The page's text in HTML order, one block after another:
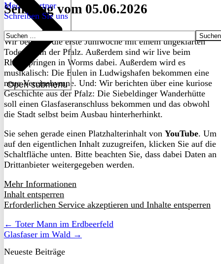
Open submenu
Medienpartner
Schreiben Sie uns
Suchen
nach:
Sendung vom 05.06.2026
Wir beenden die erste Juniwoche mit einem ungeklärten
Todesfall in der Pfalz. Außerdem sind wir live beim
Rheinspringen in Worms dabei. Außerdem wird es
musikalisch: Die Eulen in Ludwigshafen bekommen eine
neue Vereinshymne. Und: Wir berichten über eine kuriose
Geschichte aus der Pfalz: Die Siebeldinger Wanderhütte
soll einen Glasfaseranschluss bekommen und das obwohl
die Stadt selbst beim Ausbau hinterherhinkt.
Sie sehen gerade einen Platzhalterinhalt von YouTube. Um
auf den eigentlichen Inhalt zuzugreifen, klicken Sie auf die
Schaltfläche unten. Bitte beachten Sie, dass dabei Daten an
Drittanbieter weitergegeben werden.
Mehr Informationen
Inhalt entsperren
Erforderlichen Service akzeptieren und Inhalte entsperren
← Toter Mann im Erdbeerfeld
Glasfaser im Wald →
Neueste Beiträge